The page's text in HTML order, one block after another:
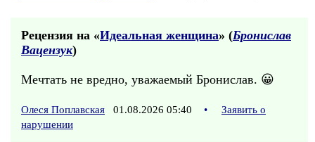
Рецензия на «Идеальная женщина» (Бронислав
Вацензук)
Мечтать не вредно, уважаемый Бронислав. 😀
Олеся Поплавская 01.08.2026 05:40 •
Заявить о
нарушении